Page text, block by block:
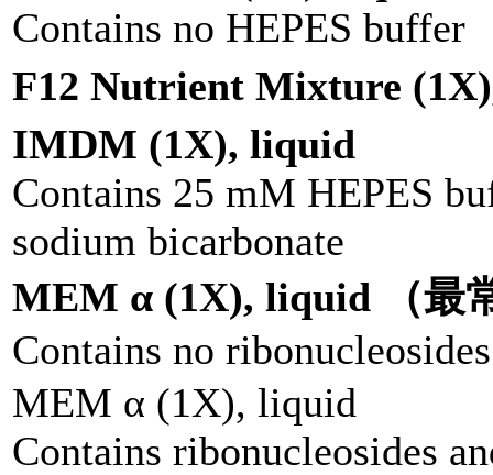
Contains no HEPES buffer
F12 Nutrient Mixture
IMDM (1X), liquid
Contains 25 mM HEPES
sodium bicarbonate
MEM α (1X), liquid （最
Contains no
MEM α (1X), liquid
Contains ribonucleosides